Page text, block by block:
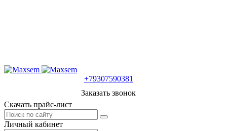
+79307590381
Заказать звонок
Скачать прайс-лист
Личный кабинет